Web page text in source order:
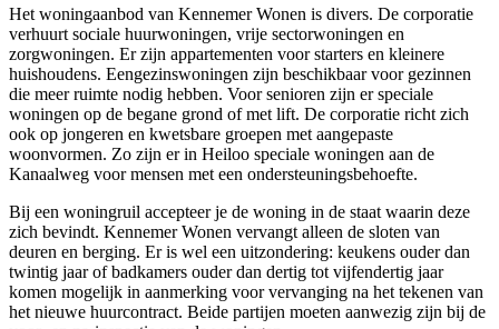
Het woningaanbod van Kennemer Wonen is divers. De corporatie
verhuurt sociale huurwoningen, vrije sectorwoningen en
zorgwoningen. Er zijn appartementen voor starters en kleinere
huishoudens. Eengezinswoningen zijn beschikbaar voor gezinnen
die meer ruimte nodig hebben. Voor senioren zijn er speciale
woningen op de begane grond of met lift. De corporatie richt zich
ook op jongeren en kwetsbare groepen met aangepaste
woonvormen. Zo zijn er in Heiloo speciale woningen aan de
Kanaalweg voor mensen met een ondersteuningsbehoefte.
Bij een woningruil accepteer je de woning in de staat waarin deze
zich bevindt. Kennemer Wonen vervangt alleen de sloten van
deuren en berging. Er is wel een uitzondering: keukens ouder dan
twintig jaar of badkamers ouder dan dertig tot vijfendertig jaar
komen mogelijk in aanmerking voor vervanging na het tekenen van
het nieuwe huurcontract. Beide partijen moeten aanwezig zijn bij de